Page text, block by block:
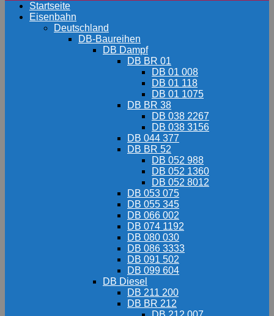
Startseite
Eisenbahn
Deutschland
DB-Baureihen
DB Dampf
DB BR 01
DB 01 008
DB 01 118
DB 01 1075
DB BR 38
DB 038 2267
DB 038 3156
DB 044 377
DB BR 52
DB 052 988
DB 052 1360
DB 052 8012
DB 053 075
DB 055 345
DB 066 002
DB 074 1192
DB 080 030
DB 086 3333
DB 091 502
DB 099 604
DB Diesel
DB 211 200
DB BR 212